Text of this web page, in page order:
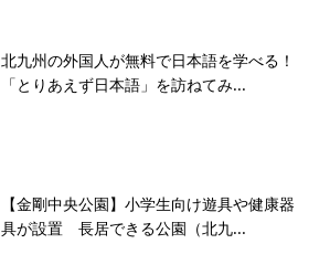
北九州の外国人が無料で日本語を学べる！
「とりあえず日本語」を訪ねてみ...
【金剛中央公園】小学生向け遊具や健康器
具が設置 長居できる公園（北九...